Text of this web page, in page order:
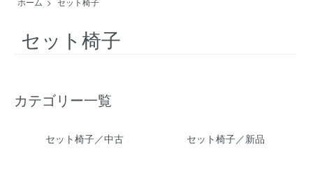
セット椅子
カテゴリー一覧
セット椅子／中古 セット椅子／新品